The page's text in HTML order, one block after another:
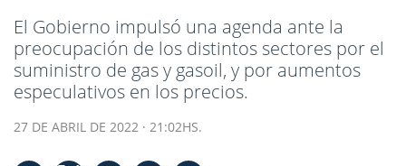
El Gobierno impulsó una agenda ante la
preocupación de los distintos sectores por el
suministro de gas y gasoil, y por aumentos
especulativos en los precios.
27 DE ABRIL DE 2022 · 21:02HS.